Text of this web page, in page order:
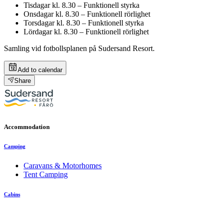
Tisdagar kl. 8.30 – Funktionell styrka
Onsdagar kl. 8.30 – Funktionell rörlighet
Torsdagar kl. 8.30 – Funktionell styrka
Lördagar kl. 8.30 – Funktionell rörlighet
Samling vid fotbollsplanen på Sudersand Resort.
Add to calendar
Share
Accommodation
Camping
Caravans & Motorhomes
Tent Camping
Cabins